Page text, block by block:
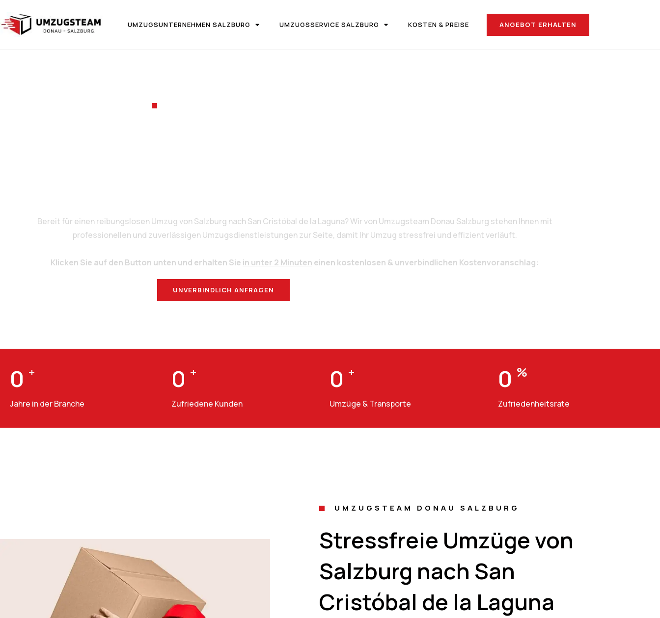
UMZUGSUNTERNEHMEN SALZBURG UMZUGSSERVICE SALZBURG KOSTEN & PREISE ANGEBOT ERHALTEN
Bereit für einen reibungslosen Umzug von Salzburg nach San Cristóbal de la Laguna? Wir von Umzugsteam Donau Salzburg stehen Ihnen mit
professionellen und zuverlässigen Umzugsdienstleistungen zur Seite, damit Ihr Umzug stressfrei und effizient verläuft.
Klicken Sie auf den Button unten und erhalten Sie in unter 2 Minuten einen kostenlosen & unverbindlichen Kostenvoranschlag:
UNVERBINDLICH ANFRAGEN
0 +
Jahre in der Branche
0 +
Zufriedene Kunden
0 +
Umzüge & Transporte
0 %
Zufriedenheitsrate
UMZUGSTEAM DONAU SALZBURG
Stressfreie Umzüge von
Salzburg nach San
Cristóbal de la Laguna